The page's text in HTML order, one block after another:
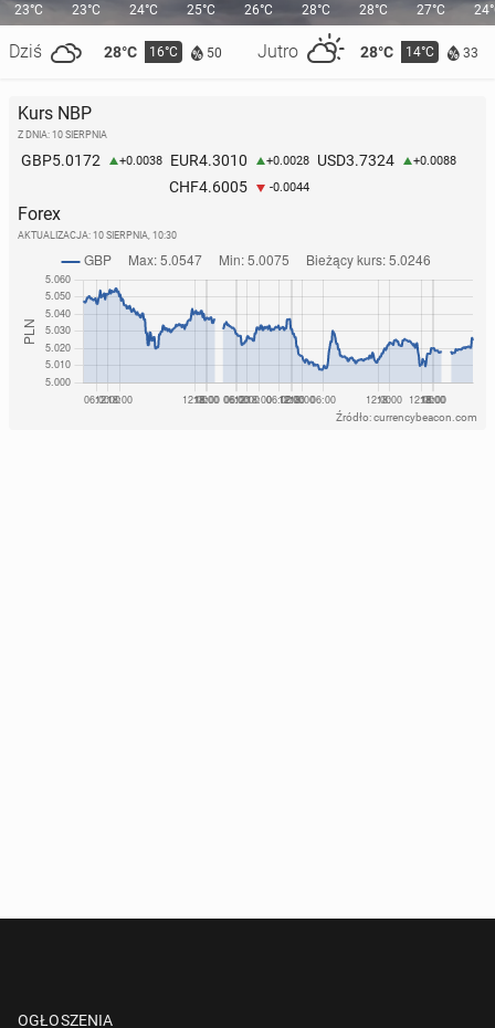
23°C
Dziś 28°C 16°C 50 Jutro 28°C 14°C 33
23°C 24°C 25°C 26°C 28°C 28°C 27°C
Kurs NBP
Z DNIA: 10 SIERPNIA
GBP5.0172 +0.0038 EUR4.3010 +0.0028 USD3.7324 +0.0088
CHF4.6005 -0.0044
Forex
AKTUALIZACJA: 10 SIERPNIA, 10:30
Źródło: currencybeacon.com
OGŁOSZENIA